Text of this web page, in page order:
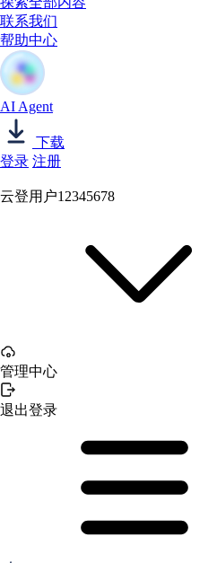
联系我们
帮助中心
AI Agent
下载
登录 注册
云登用户12345678
管理中心
退出登录